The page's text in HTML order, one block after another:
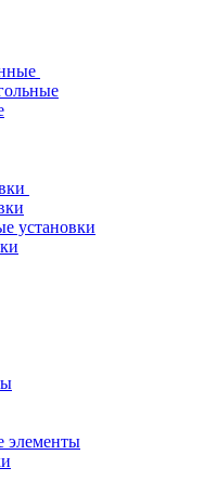
установки
элементы